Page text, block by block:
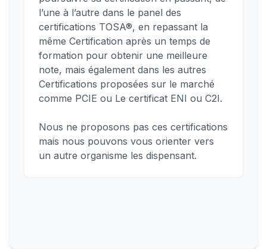
l’une à l’autre dans le panel des
certifications TOSA®, en repassant la
même Certification après un temps de
formation pour obtenir une meilleure
note, mais également dans les autres
Certifications proposées sur le marché
comme PCIE ou Le certificat ENI ou C2I.
Nous ne proposons pas ces certifications
mais nous pouvons vous orienter vers
un autre organisme les dispensant.